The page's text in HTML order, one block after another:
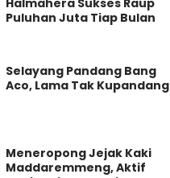
Halmahera Sukses Raup
Puluhan Juta Tiap Bulan
Selayang Pandang Bang
Aco, Lama Tak Kupandang
Meneropong Jejak Kaki
Maddaremmeng, Aktif